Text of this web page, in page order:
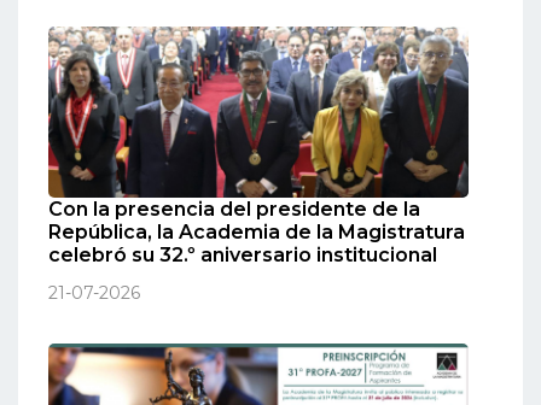
Con la presencia del presidente de la
República, la Academia de la Magistratura
celebró su 32.º aniversario institucional
21-07-2026